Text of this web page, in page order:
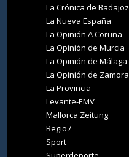
La Crónica de Badajoz
La Nueva España
La Opinión A Coruña
La Opinión de Murcia
La Opinión de Málaga
La Opinión de Zamora
La Provincia
Levante-EMV
Mallorca Zeitung
Regio7
Sport